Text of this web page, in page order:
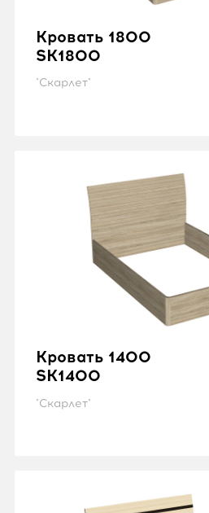
Кровать 1800
SK1800
"Скарлет"
Кровать 1400
SK1400
"Скарлет"